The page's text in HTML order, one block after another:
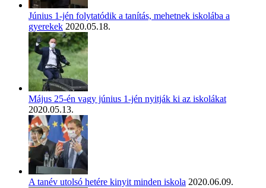
Június 1-jén folytatódik a tanítás, mehetnek iskolába a
gyerekek 2020.05.18.
Május 25-én vagy június 1-jén nyitják ki az iskolákat
2020.05.13.
A tanév utolsó hetére kinyit minden iskola 2020.06.09.